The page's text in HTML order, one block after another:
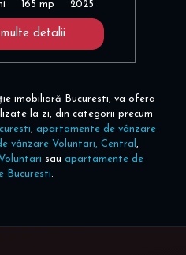
165 mp 2025
detalii
imobiliară Bucuresti, va ofera
la zi, din categorii precum
, apartamente de vânzare
vânzare Voluntari, Central ,
sau apartamente de
Bucuresti.